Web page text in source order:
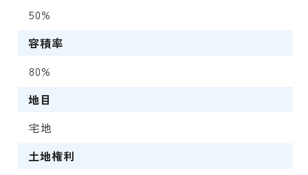
50%
容積率
80%
地目
宅地
土地権利